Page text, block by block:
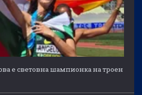
е световна шампионка на троен